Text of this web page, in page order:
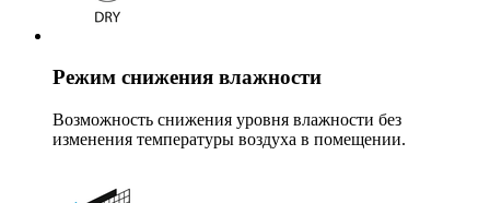
Режим снижения влажности
Возможность снижения уровня влажности без
изменения температуры воздуха в помещении.